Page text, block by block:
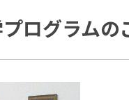
ログラムの